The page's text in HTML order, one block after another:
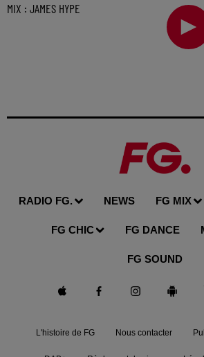
MIX : JAMES HYPE
RADIO FG. NEWS FG MIX
FG CHIC FG DANCE
FG SOUND
L'histoire de FG Nous contacter